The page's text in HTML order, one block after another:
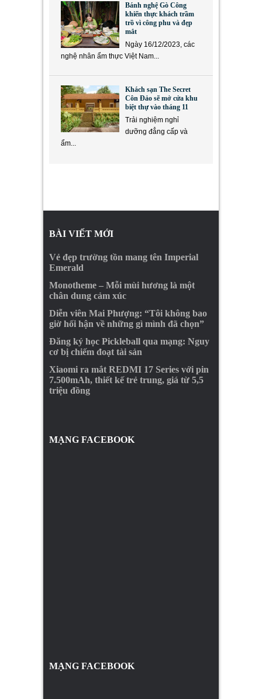
Bánh nghệ Gò Công
khiến thực khách trầm
trồ vì công phu và đẹp
mắt
Ngày 16/12/2023, các
nghệ nhân ẩm thực Việt Nam...
Khách sạn The Secret
Côn Đảo sẽ mở cửa khu
biệt thự vào tháng 11
Trải nghiệm nghỉ
dưỡng đẳng cấp và
ẩm...
BÀI VIẾT MỚI
Vẻ đẹp trường tồn mang tên Imperial
Emerald
Monotheme – Mỗi mùi hương là một
chân dung cảm xúc
Diễn viên Mai Phượng: “Tôi không bao
giờ hối hận về những gì mình đã chọn”
Đăng ký học Pickleball qua mạng: Nguy
cơ bị chiếm đoạt tài sản
Xiaomi ra mắt REDMI 17 Series với pin
7.500mAh, thiết kế trẻ trung, giá từ 5,5
triệu đồng
MẠNG FACEBOOK
MẠNG FACEBOOK